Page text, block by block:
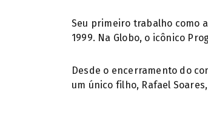
Seu primeiro trabalho como
1999. Na Globo, o icônico
Desde o encerramento do
um único filho, Rafael